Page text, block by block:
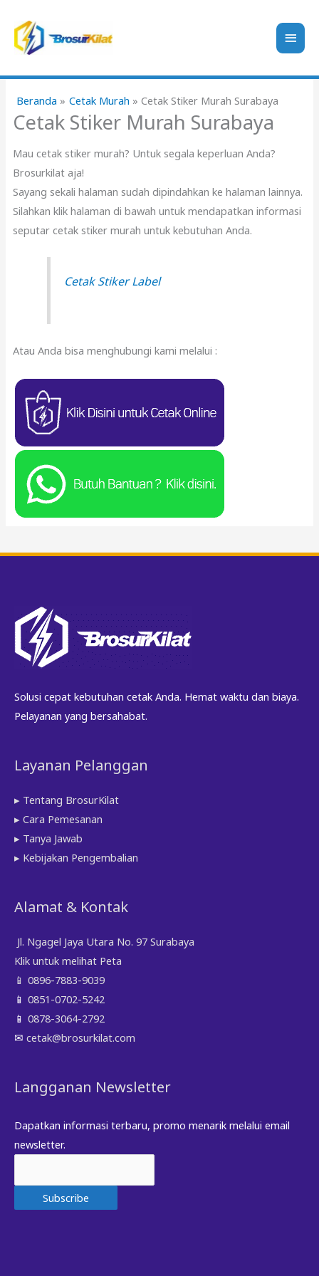
konten
Beranda Cetak Murah Cetak Stiker Murah Surabaya
Cetak Stiker Murah Surabaya
Mau cetak stiker murah? Untuk segala keperluan Anda?
Brosurkilat aja!
Sayang sekali halaman sudah dipindahkan ke halaman lainnya.
Silahkan klik halaman di bawah untuk mendapatkan informasi
seputar cetak stiker murah untuk kebutuhan Anda.
Cetak Stiker Label
Atau Anda bisa menghubungi kami melalui :
Solusi cepat kebutuhan cetak Anda. Hemat waktu dan biaya.
Pelayanan yang bersahabat.
Layanan Pelanggan
▸ Tentang BrosurKilat
▸ Cara Pemesanan
▸ Tanya Jawab
▸ Kebijakan Pengembalian
Alamat & Kontak
Jl. Ngagel Jaya Utara No. 97 Surabaya
Klik untuk melihat Peta
📱 0896-7883-9039
📱 0851-0702-5242
📱 0878-3064-2792
✉ cetak@brosurkilat.com
Langganan Newsletter
Dapatkan informasi terbaru, promo menarik melalui email
newsletter.